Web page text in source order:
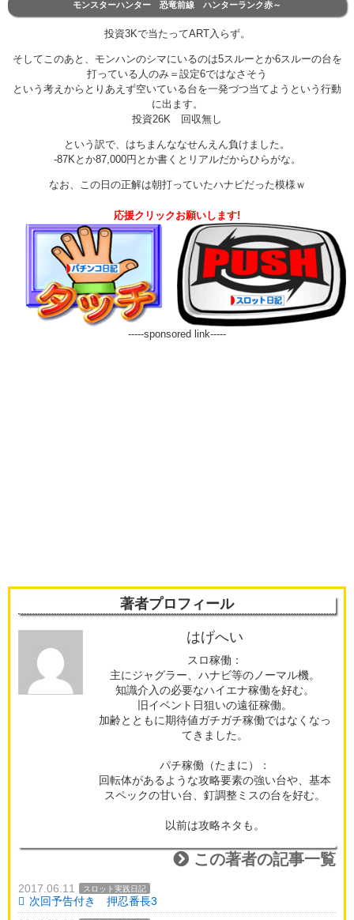
モンスターハンター 恐竜前線 ハンターランク赤～
投資3Kで当たってART入らず。
そしてこのあと、モンハンのシマにいるのは5スルーとか6スルーの台を
打っている人のみ＝設定6ではなさそう
という考えからとりあえず空いている台を一発づつ当てようという行動
に出ます。
投資26K 回収無し
という訳で、はちまんななせんえん負けました。
-87Kとか87,000円とか書くとリアルだからひらがな。
なお、この日の正解は朝打っていたハナビだった模様ｗ
応援クリックお願いします!
-----sponsored link-----
著者プロフィール
はげへい
スロ稼働：
主にジャグラー、ハナビ等のノーマル機。
知識介入の必要なハイエナ稼働を好む。
旧イベント日狙いの遠征稼働。
加齢とともに期待値ガチガチ稼働ではなくなっ
てきました。
パチ稼働（たまに）：
回転体があるような攻略要素の強い台や、基本
スペックの甘い台、釘調整ミスの台を好む。
以前は攻略ネタも。
この著者の記事一覧
2017.06.11 スロット実践日記
次回予告付き 押忍番長3